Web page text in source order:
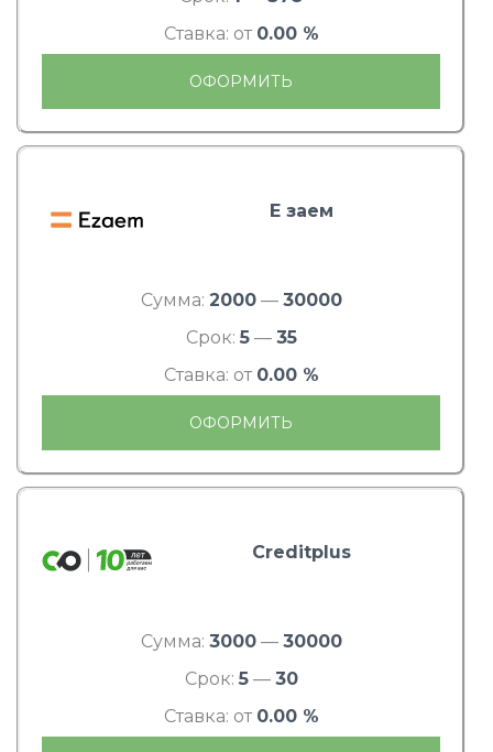
Ставка: от 0.00 %
ОФОРМИТЬ
Е заем
Сумма: 2000— 30000
Срок: 5— 35
Ставка: от 0.00 %
ОФОРМИТЬ
Creditplus
Сумма: 3000— 30000
Срок: 5— 30
Ставка: от 0.00 %